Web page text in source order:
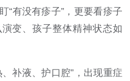
“有没有疹子”，更要看疹子
变、孩子整体精神状态如
补液、护口腔”，出现重症